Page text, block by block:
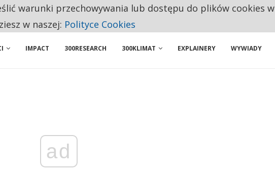
INNYM JUŻ TAK ŁATWO JEJ NIE POLECAJĄ
IMPACT 300RESEARCH 300KLIMAT EXPLAINERY WYWIADY
ad
warunki przechowywania lub dostępu do plików cookies w
w naszej: Polityce Cookies